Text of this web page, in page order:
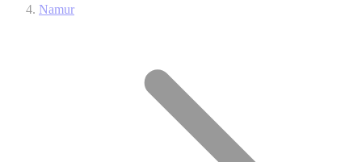
Namur